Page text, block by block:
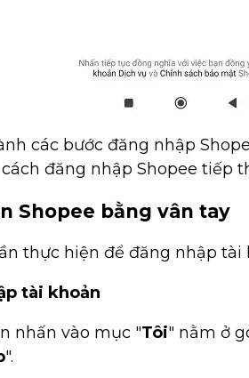
các bước đăng nhập
đăng nhập Shopee tiếp
Shopee bằng vân tay
thực hiện để đăng nhập tài
tài khoản
nhấn vào mục "Tôi" nằm ở
".